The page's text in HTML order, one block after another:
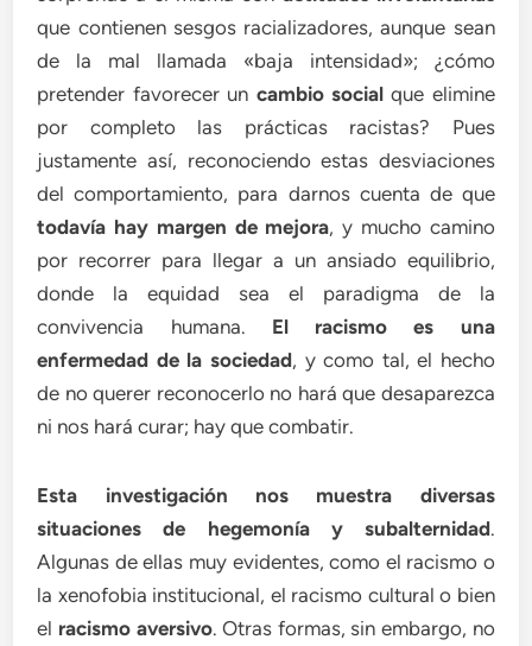
que contienen sesgos racializadores, aunque sean
de la mal llamada «baja intensidad»; ¿cómo
pretender favorecer un cambio socialque elimine
por completo las prácticas racistas? Pues
justamente así, reconociendo estas desviaciones
del comportamiento, para darnos cuenta de que
todavía hay margen de mejora, y mucho camino
por recorrer para llegar a un ansiado equilibrio,
donde la equidad sea el paradigma de la
convivencia humana. El racismo es una
enfermedad de la sociedad, y como tal, el hecho
de no querer reconocerlo no hará que desaparezca
ni nos hará curar; hay que combatir.
Esta investigación nos muestra diversas
situaciones de hegemonía y subalternidad.
Algunas de ellas muy evidentes, como el racismo o
la xenofobia institucional, el racismo cultural o bien
el racismo aversivo. Otras formas, sin embargo, no